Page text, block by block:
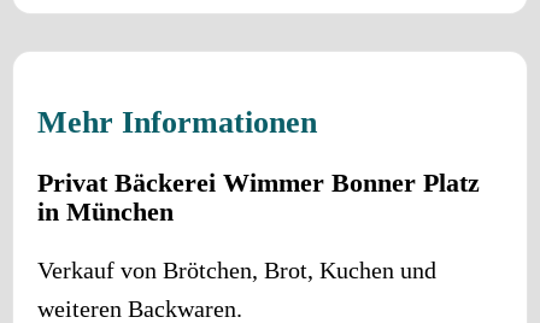
Mehr Informationen
Privat Bäckerei Wimmer Bonner Platz
in München
Verkauf von Brötchen, Brot, Kuchen und
weiteren Backwaren.